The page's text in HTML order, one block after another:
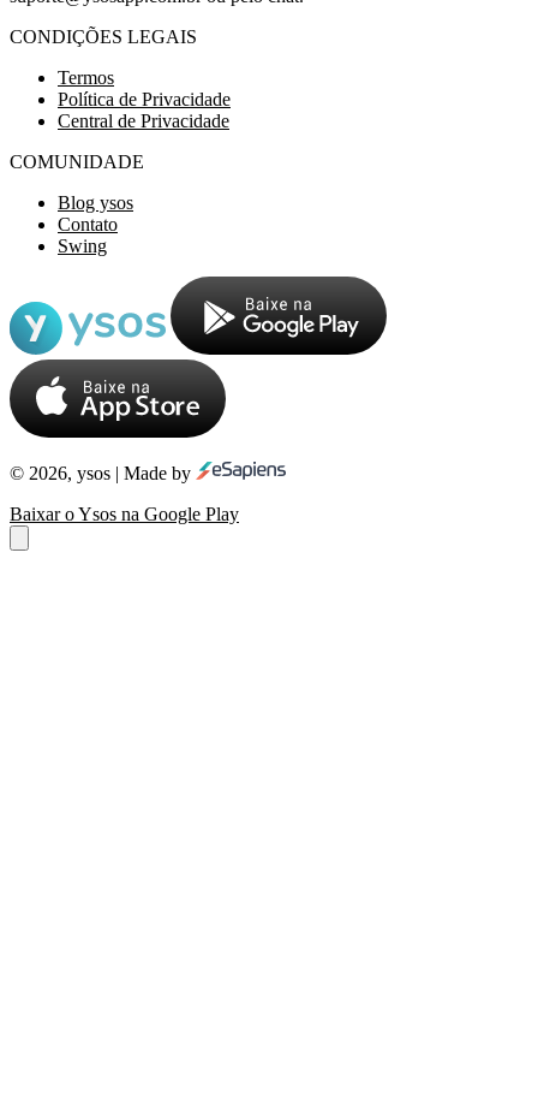
CONDIÇÕES LEGAIS
Termos
Política de Privacidade
Central de Privacidade
COMUNIDADE
Blog ysos
Contato
Swing
© 2026, ysos | Made by
Baixar o Ysos na Google Play